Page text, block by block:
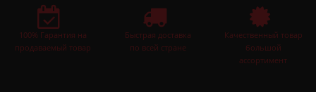
100% Гарантия на
продаваемый товар
Быстрая доставка
по всей стране
Качественный товар
большой
ассортимент